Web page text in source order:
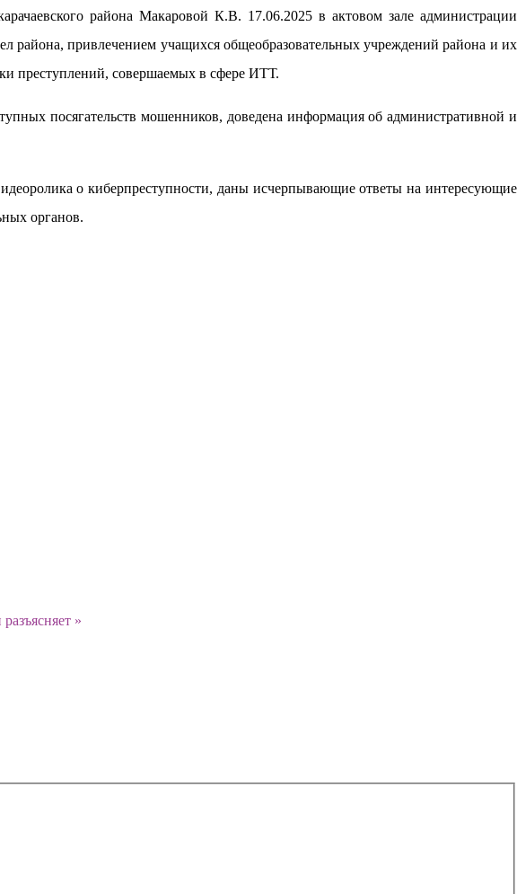
района Макаровой К.В. 17.06.2025 в актовом зале администрации
района, привлечением учащихся общеобразовательных учреждений района и их
преступлений, совершаемых в сфере ИТТ.
посягательств мошенников, доведена информация об административной и
о киберпреступности, даны исчерпывающие ответы на интересующие
органов.
»